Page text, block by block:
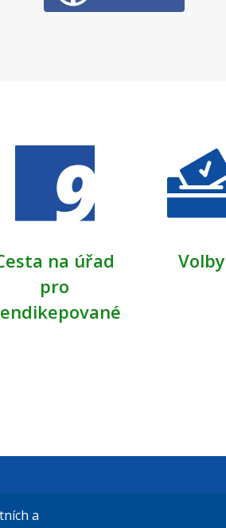
na úřad
pro
Volby
El. podatelna (s el. podpisem):
a